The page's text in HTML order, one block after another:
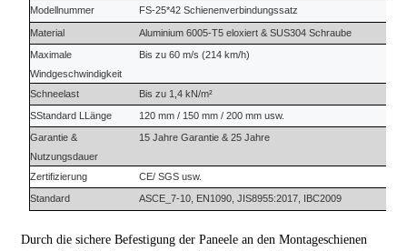
Modellnummer FS-25*42 Schienenverbindungssatz
Material Aluminium 6005-T5 eloxiert & SUS304 Schraube
Maximale
Windgeschwindigkeit
Bis zu 60 m/s (214 km/h)
Schneelast
Bis zu 1,4 kN/m²
SStandard Länge
120 mm / 150 mm / 200 mm usw.
Garantie &
Nutzungsdauer
15 Jahre Garantie & 25 Jahre
Zertifizierung
CE/ SGS usw.
Standard
ASCE_7-10, EN1090, JIS8955:2017, IBC2009
Durch die sichere Befestigung der Paneele an den Montageschienen